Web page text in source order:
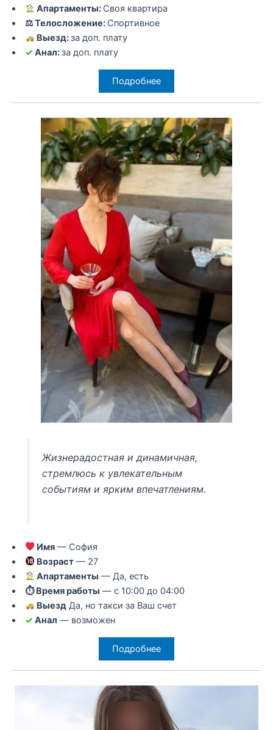
Апартаменты: Своя квартира
⚖ Телосложение: Спортивное
Выезд:за доп. плату
✓ Анал:за доп. плату
Подробнее
Жизнерадостная и динамичная,
стремлюсь к увлекательным
событиям и ярким впечатлениям.
Имя — София
Возраст — 27
Апартаменты — Да, есть
⏱ Время работы — с 10:00 до 04:00
Выезд Да, но такси за Ваш счет
✓ Анал — возможен
Подробнее